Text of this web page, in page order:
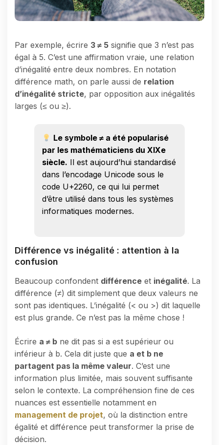
Par exemple, écrire 3 ≠ 5 signifie que 3 n’est pas
égal à 5. C’est une affirmation vraie, une relation
d’inégalité entre deux nombres. En notation
différence math, on parle aussi de relation
d’inégalité stricte, par opposition aux inégalités
larges (≤ ou ≥).
Le symbole ≠ a été popularisé
par les mathématiciens du XIXe
siècle. Il est aujourd’hui standardisé
dans l’encodage Unicode sous le
code U+2260, ce qui lui permet
d’être utilisé dans tous les systèmes
informatiques modernes.
Différence vs inégalité : attention à la
confusion
Beaucoup confondent différence et inégalité. La
différence (≠) dit simplement que deux valeurs ne
sont pas identiques. L’inégalité (< ou >) dit laquelle
est plus grande. Ce n’est pas la même chose !
Écrire a ≠ b ne dit pas si a est supérieur ou
inférieur à b. Cela dit juste que a et b ne
partagent pas la même valeur. C’est une
information plus limitée, mais souvent suffisante
selon le contexte. La compréhension fine de ces
nuances est essentielle notamment en
management de projet, où la distinction entre
égalité et différence peut transformer la prise de
décision.